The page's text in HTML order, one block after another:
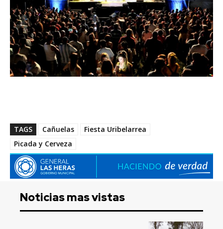
TAGS Cañuelas
Fiesta Uribelarrea
Picada y Cerveza
Noticias mas vistas